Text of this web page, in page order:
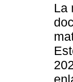
La